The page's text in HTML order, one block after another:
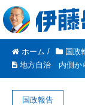
ホーム / 国政
地方自治 内側か
国政報告